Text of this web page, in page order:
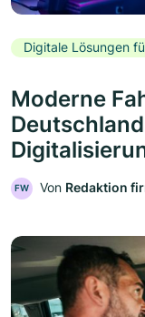
Digitale Lösungen
Moderne
FW Von Redaktion